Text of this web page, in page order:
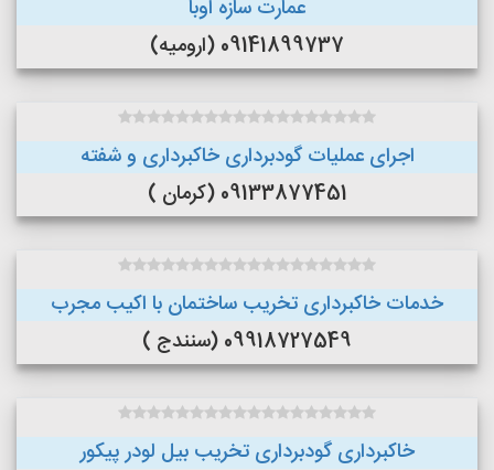
عمارت سازه اوبا
09141899737 (ارومیه)
اجرای عملیات گودبرداری خاکبرداری و شفته
09133877451 (کرمان )
خدمات خاکبرداری تخریب ساختمان با اکیب مجرب
09918727549 (سنندج )
خاکبرداری گودبرداری تخریب بیل لودر پیکور